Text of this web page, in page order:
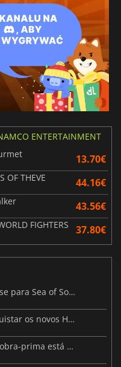
ENTERTAINMENT
13.70€
OF THEVE 44.16€
43.56€
FIGHTERS 37.80€
Hollow Knight: Silksong prepara-se para Sea of Sorrow com um patch
A Invasão dos Illuminados: Conquistar os novos Helldivers 2 Atualização!
GTA VI: Para além dos atrasos, a obra-prima está quase a chegar